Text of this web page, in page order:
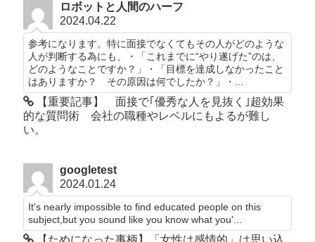
ロボットと人間のハーフ
2024.04.22
参考になります。特に面接でなくてもその人がどのような
人が判断する為にも、・「これまでに“やり遂げた”のは、
どのようなことですか？」・「目標を達成しなかったこと
はありますか？ その原因は何でしたか？」・...
【重要記事】 面接で｢優秀な人を見抜く｣超効果
的な質問術 会社の職種やレベルにもよるが難し
い。
googletest
2024.01.24
It's nearly impossible to find educated people on this
subject,but you sound like you know what you'...
【ためになった事柄】「女性は感情的」は思い込